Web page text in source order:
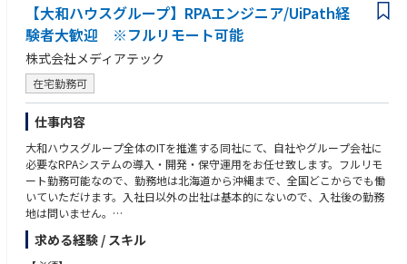
＜クライアントは大和ハウスグループ全体＞
出資は大和ハウス本体になりますが、売上好調かつDX推進の優先度が高い
ため、投資を惜しむことはありません。
潤沢なリソースのもと、最上流から変革を進めていくことが可能です。
・業務改善が楽しいと感じる方
・開発が好きな方
【大和ハウスグループ】RPAエンジニア/UiPath経
験者大歓迎 ※フルリモート可能
株式会社メディアテック
在宅勤務可
仕事内容
大和ハウスグループ全体のITを推進する同社にて、自社やグループ会社に
必要なRPAシステムの導入・開発・保守運用をお任せ致します。フルリモ
ート勤務可能なので、勤務地は北海道から沖縄まで、全国どこからでも働
いていただけます。入社日以外の出社は基本的にないので、入社後の勤務
地は問いません。
また、働く時間に制限もなく、月160時間の勤務で、午前5時～22時まで
の間であれば、自由な時間に働いていただけます。業務を途中で中断した
求める経験 / スキル